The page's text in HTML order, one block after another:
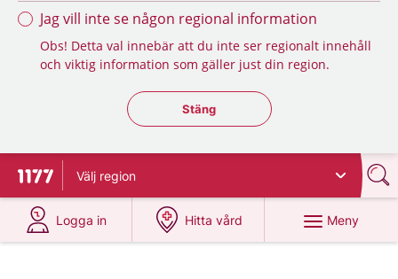
Jag vill inte se någon regional information
Obs! Detta val innebär att du inte ser regionalt innehåll
och viktig information som gäller just din region.
Stäng regionsväljaren
Stäng
Till startsidan för 1177
Välj region
Logga in
på 1177.se
Hitta vård
på 1177.se
Meny